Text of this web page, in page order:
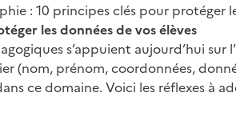
: 10 principes clés pour protéger
les données de vos élèves
s’appuient aujourd’hui
(nom, prénom, coordonnées,
ce domaine. Voici les réflexes à